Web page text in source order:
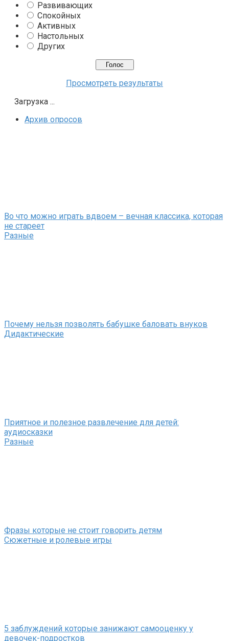
Развивающих
Спокойных
Активных
Настольных
Других
Просмотреть результаты
Загрузка ...
Архив опросов
Во что можно играть вдвоем – вечная классика, которая
не стареет
Разные
Почему нельзя позволять бабушке баловать внуков
Дидактические
Приятное и полезное развлечение для детей:
аудиосказки
Разные
Фразы которые не стоит говорить детям
Сюжетные и ролевые игры
5 заблуждений которые занижают самооценку у
девочек-подростков